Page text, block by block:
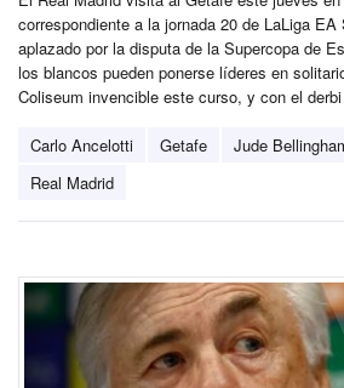
correspondiente a la jornada 20 de LaLiga EA
aplazado por la disputa de la Supercopa de
los blancos pueden ponerse líderes en
Coliseum invencible este curso, y con el
Carlo Ancelotti Getafe
Jude
Real Madrid